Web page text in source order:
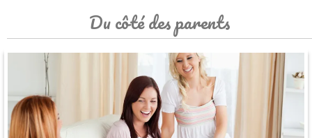
Du côté des parents